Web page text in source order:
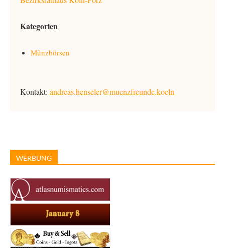
Kategorien
Münzbörsen
Kontakt: andreas.henseler@muenzfreunde.koeln
WERBUNG